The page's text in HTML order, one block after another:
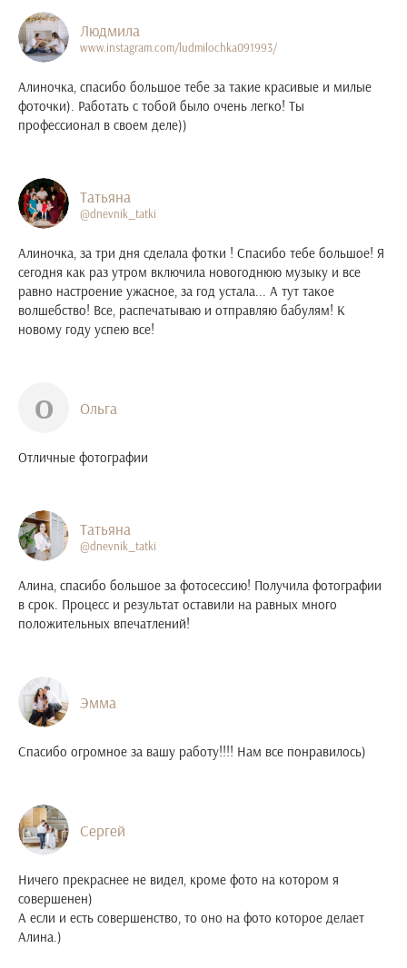
Людмила
www.instagram.com/ludmilochka091993/
Алиночка, спасибо большое тебе за такие красивые и милые
фоточки). Работать с тобой было очень легко! Ты
профессионал в своем деле))
Татьяна
@dnevnik_tatki
Алиночка, за три дня сделала фотки ! Спасибо тебе большое! Я
сегодня как раз утром включила новогоднюю музыку и все
равно настроение ужасное, за год устала... А тут такое
волшебство! Все, распечатываю и отправляю бабулям! К
новому году успею все!
О Ольга
Отличные фотографии
Татьяна
@dnevnik_tatki
Алина, спасибо большое за фотосессию! Получила фотографии
в срок. Процесс и результат оставили на равных много
положительных впечатлений!
Эмма
Спасибо огромное за вашу работу!!!! Нам все понравилось)
Сергей
Ничего прекраснее не видел, кроме фото на котором я
совершенен)
А если и есть совершенство, то оно на фото которое делает
Алина.)